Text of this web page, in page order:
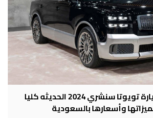
تعرف على .. سيارة تويوتا سنشري 2024 الحديثه كليا
وأسعارها بالسعودية